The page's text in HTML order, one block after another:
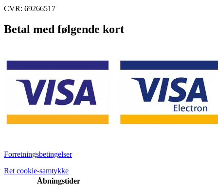
CVR: 69266517
Betal med følgende kort
Forretningsbetingelser
Ret cookie-samtykke
Åbningstider